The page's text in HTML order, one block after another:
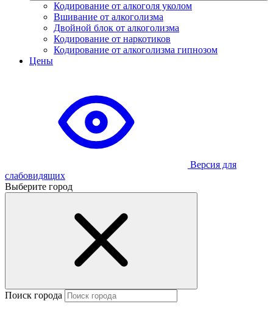
Кодирование от алкоголя уколом
Вшивание от алкоголизма
Двойной блок от алкоголизма
Кодирование от наркотиков
Кодирование от алкоголизма гипнозом
Цены
Версия для
слабовидящих
Выберите город
Поиск города